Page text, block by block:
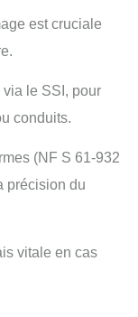
est cruciale
via le SSI, pour
conduits.
(NF S 61-932
précision du
vitale en cas